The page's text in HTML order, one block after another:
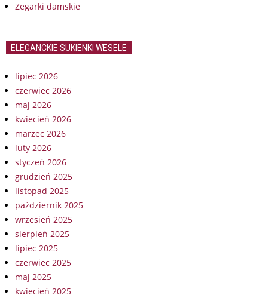
Zegarki damskie
ELEGANCKIE SUKIENKI WESELE
lipiec 2026
czerwiec 2026
maj 2026
kwiecień 2026
marzec 2026
luty 2026
styczeń 2026
grudzień 2025
listopad 2025
październik 2025
wrzesień 2025
sierpień 2025
lipiec 2025
czerwiec 2025
maj 2025
kwiecień 2025